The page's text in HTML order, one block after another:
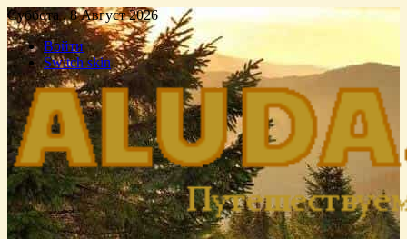
Суббота , 8 Август 2026
Войти
Switch skin